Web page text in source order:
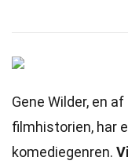
Gene Wilder, en
filmhistorien, har
komediegenren.